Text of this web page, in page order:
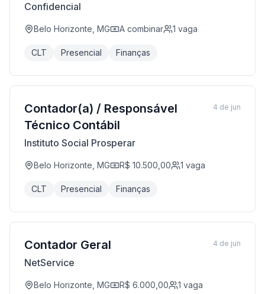
Confidencial
Belo Horizonte, MG A combinar 1 vaga
CLT Presencial Finanças
Contador(a) / Responsável
Técnico Contábil
Instituto Social Prosperar
Belo Horizonte, MG R$ 10.500,00 1 vaga
CLT Presencial Finanças
4 de jun
Contador Geral
NetService
Belo Horizonte, MG R$ 6.000,00 1 vaga
4 de jun